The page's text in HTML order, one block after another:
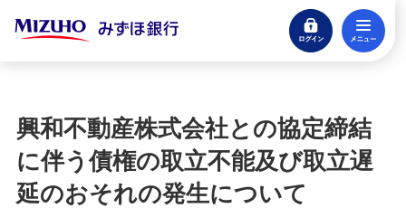
ログイン
閉じる
口座開設
来店不要・スマホで完結
興和不動産株式会社との協定締結
に伴う債権の取立不能及び取立遅
延のおそれの発生について